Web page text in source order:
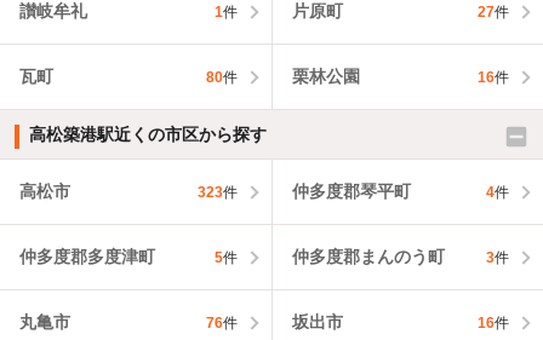
讃岐牟礼 1件 片原町 27件
瓦町 80件 栗林公園 16件
高松築港駅近くの市区から探す
高松市 323件 仲多度郡琴平町 4件
仲多度郡多度津町 5件 仲多度郡まんのう町 3件
丸亀市 76件 坂出市 16件